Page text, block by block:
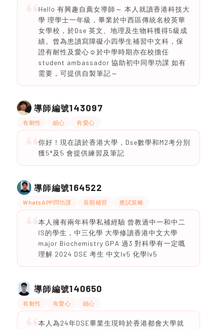
Hello 有興趣自薦女導師～ 本人就讀香港科技大
學 理學士一年級，畢業於中西區傳統名校英華
女學校，於Dse 英文、地理及生物科獲得5級成
績。曾為患讀寫障礙小四學生補習中文科，保
證有耐性及愛心☺️於中學時期亦在校擔任
student ambassador 協助初中同學功課 如有
需要，可提供自製筆記～
導師編號143097
有耐性 細心 有愛心
你好！現在讀於香港大學，Dse數學和M2考分別
獲5*及5 會提供練習及筆記
導師編號164522
WhatsAPP問功課 長期補習 應試策略
本人擁有兩年科學私補經驗 曾教過中一和中二
IS的學生，中三化學 大學修讀香港中文大學
major Biochemistry GPA 過3 對科學有一定嘅
理解 2024 DSE 考生 中文lv5 化學lv5
導師編號140650
有耐性 有愛心 細心
本人為24年DSE畢業生現時於香港都會大學就